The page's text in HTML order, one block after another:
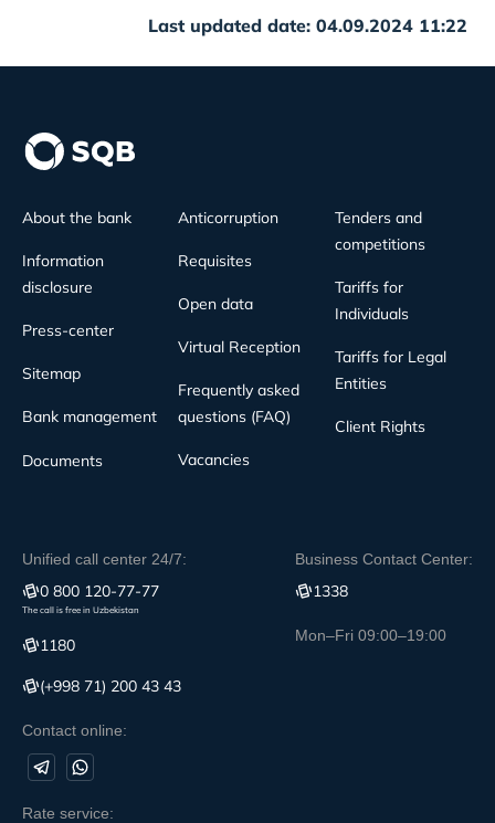
Last updated date: 04.09.2024 11:22
About the bank
Information
disclosure
Press-center
Sitemap
Bank management
Documents
Anticorruption
Requisites
Open data
Virtual Reception
Frequently asked
questions (FAQ)
Vacancies
Tenders and
competitions
Tariffs for
Individuals
Tariffs for Legal
Entities
Client Rights
Unified call center 24/7:
0 800 120-77-77
The call is free in Uzbekistan
1180
(+998 71) 200 43 43
Contact online:
Business Contact Center:
1338
Mon–Fri 09:00–19:00
Rate service: